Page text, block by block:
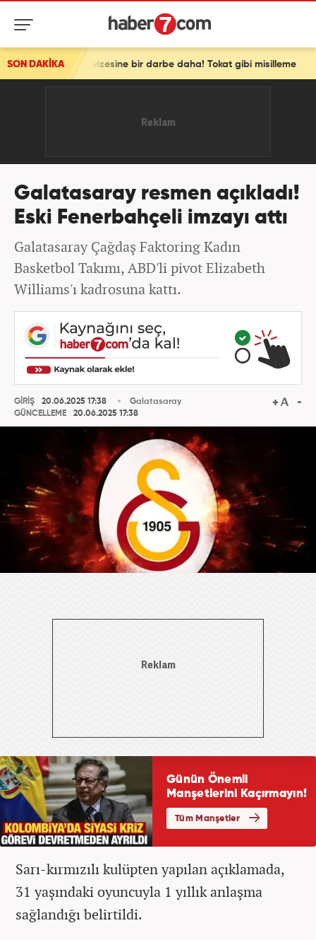
SON DAKİKA
vizesine bir darbe daha! Tokat gibi misilleme
Galatasaray resmen açıkladı!
Eski Fenerbahçeli imzayı attı
Galatasaray Çağdaş Faktoring Kadın
Basketbol Takımı, ABD'li pivot Elizabeth
Williams'ı kadrosuna kattı.
GİRİŞ
20.06.2025 17:38
GÜNCELLEME
20.06.2025 17:38
Galatasaray
Sarı-kırmızılı kulüpten yapılan açıklamada,
31 yaşındaki oyuncuyla 1 yıllık anlaşma
sağlandığı belirtildi.